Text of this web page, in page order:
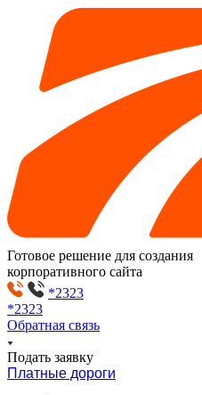
Готовое решение для создания
корпоративного сайта
*2323
*2323
Обратная связь
Подать заявку
Платные дороги